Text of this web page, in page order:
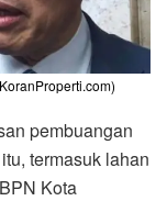
pembuangan
termasuk lahan
Kota